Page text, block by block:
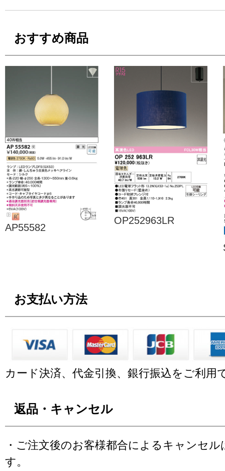
おすすめ商品
AP55582
OP252963LR
お支払い方法
カード決済、代金引換、銀行振込をご利用
返品・キャンセル
・ご注文後のお客様都合によるキャンセ
す。